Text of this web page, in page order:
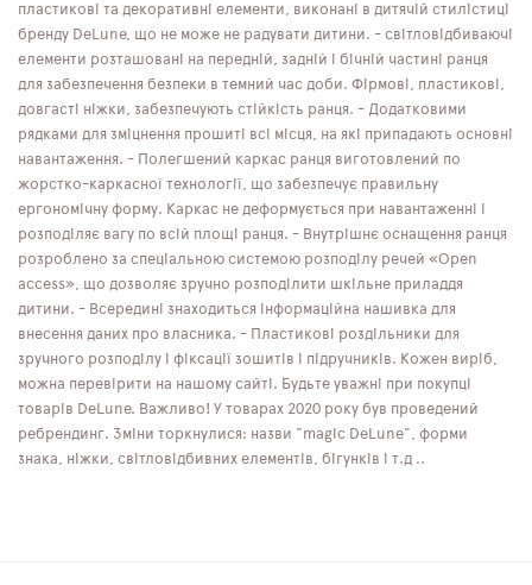
пластикові та декоративні елементи, виконані в дитячій стилістиці
бренду DeLune, що не може не радувати дитини. - світловідбиваючі
елементи розташовані на передній, задній і бічній частині ранця
для забезпечення безпеки в темний час доби. Фірмові, пластикові,
довгасті ніжки, забезпечують стійкість ранця. - Додатковими
рядками для зміцнення прошиті всі місця, на які припадають основні
навантаження. - Полегшений каркас ранця виготовлений по
жорстко-каркасної технології, що забезпечує правильну
ергономічну форму. Каркас не деформується при навантаженні і
розподіляє вагу по всій площі ранця. - Внутрішнє оснащення ранця
розроблено за спеціальною системою розподілу речей «Open
access», що дозволяє зручно розподілити шкільне приладдя
дитини. - Всередині знаходиться інформаційна нашивка для
внесення даних про власника. - Пластикові роздільники для
зручного розподілу і фіксації зошитів і підручників. Кожен виріб,
можна перевірити на нашому сайті. Будьте уважні при покупці
товарів DeLune. Важливо! У товарах 2020 року був проведений
ребрендинг. Зміни торкнулися: назви "magic DeLune", форми
знака, ніжки, світловідбивних елементів, бігунків і т.д ..